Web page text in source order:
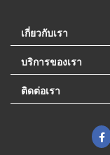
เกี่ยวกับเรา
บริการของเรา
ติดต่อเรา